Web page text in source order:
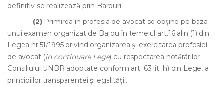
definitiv se realizează prin Barouri.
(2) Primirea în profesia de avocat se obţine pe baza
unui examen organizat de Barou în temeiul art.16 alin.(1) din
Legea nr.51/1995 privind organizarea şi exercitarea profesiei
de avocat (în continuare Lege) cu respectarea hotărârilor
Consiliului UNBR adoptate conform art. 63 lit. h) din Lege, a
principiilor transparenţei şi egalităţii.